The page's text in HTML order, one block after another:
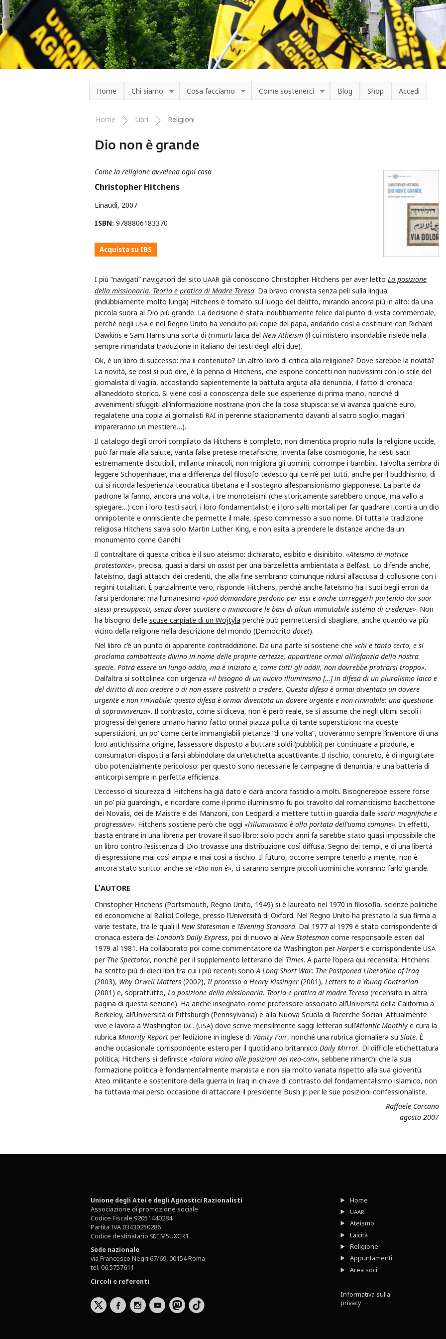
Salta al contenuto principale
Home Chi siamo Cosa facciamo Come sostenerci Blog Shop Accedi
Tu sei qui
Home Libri Religioni
Dio non è grande
Come la religione avvelena ogni cosa
Christopher Hitchens
Einaudi 2007
ISBN: 9788806183370
Acquista su IBS
I più “navigati” navigatori del sito UAAR già conoscono Christopher Hitchens per aver letto La posizione
della missionaria. Teoria e pratica di Madre Teresa. Da bravo cronista senza peli sulla lingua
(indubbiamente molto lunga) Hitchens è tornato sul luogo del delitto, mirando ancora più in alto: da una
piccola suora al Dio più grande. La decisione è stata indubbiamente felice dal punto di vista commerciale,
perché negli USA e nel Regno Unito ha venduto più copie del papa, andando così a costituire con Richard
Dawkins e Sam Harris una sorta di trimurti laica del New Atheism (il cui mistero insondabile risiede nella
sempre rimandata traduzione in italiano dei testi degli altri due).
Ok, è un libro di successo: ma il contenuto? Un altro libro di critica alla religione? Dove sarebbe la novità?
La novità, se così si può dire, è la penna di Hitchens, che espone concetti non nuovissimi con lo stile del
giornalista di vaglia, accostando sapientemente la battuta arguta alla denuncia, il fatto di cronaca
all’aneddoto storico. Si viene così a conoscenza delle sue esperienze di prima mano, nonché di
avvenimenti sfuggiti all’informazione nostrana (non che la cosa stupisca: se vi avanza qualche euro,
regalatene una copia ai giornalisti RAI in perenne stazionamento davanti al sacro soglio: magari
impareranno un mestiere…).
Il catalogo degli orrori compilato da Hitchens è completo, non dimentica proprio nulla: la religione uccide,
può far male alla salute, vanta false pretese metafisiche, inventa false cosmogonie, ha testi sacri
estremamente discutibili, millanta miracoli, non migliora gli uomini, corrompe i bambini. Talvolta sembra di
leggere Schopenhauer, ma a differenza del filosofo tedesco qui ce n’è per tutti, anche per il buddhismo, di
cui si ricorda l’esperienza teocratica tibetana e il sostegno all’espansionismo giapponese. La parte da
padrone la fanno, ancora una volta, i tre monoteismi (che storicamente sarebbero cinque, ma vallo a
spiegare…) con i loro testi sacri, i loro fondamentalisti e i loro salti mortali per far quadrare i conti a un dio
onnipotente e onnisciente che permette il male, speso commesso a suo nome. Di tutta la tradizione
religiosa Hitchens salva solo Martin Luther King, e non esita a prendere le distanze anche da un
monumento come Gandhi.
Il contraltare di questa critica è il suo ateismo: dichiarato, esibito e disinibito. «Ateismo di matrice
protestante», precisa, quasi a darsi un assist per una barzelletta ambientata a Belfast. Lo difende anche,
l’ateismo, dagli attacchi dei credenti, che alla fine sembrano comunque ridursi all’accusa di collusione con i
regimi totalitari. È parzialmente vero, risponde Hitchens, perché anche l’ateismo ha i suoi begli errori da
farsi perdonare: ma l’umanesimo «può domandare perdono per essi e anche correggerli partendo dai suoi
stessi presupposti, senza dover scuotere o minacciare le basi di alcun immutabile sistema di credenze». Non
ha bisogno delle scuse carpiate di un Wojtyla perché può permettersi di sbagliare, anche quando va più
vicino della religione nella descrizione del mondo (Democrito docet).
Nel libro c’è un punto di apparente contraddizione. Da una parte si sostiene che «chi è tanto certo, e si
proclama combattente divino in nome delle proprie certezze, appartiene ormai all’infanzia della nostra
specie. Potrà essere un lungo addio, ma è iniziato e, come tutti gli addii, non dovrebbe protrarsi troppo».
Dall’altra si sottolinea con urgenza «il bisogno di un nuovo illuminismo […] in difesa di un pluralismo laico e
del diritto di non credere o di non essere costretti a credere. Questa difesa è ormai diventata un dovere
urgente e non rinviabile: questa difesa è ormai diventata un dovere urgente e non rinviabile: una questione
di sopravvivenza». Il contrasto, come si diceva, non è però reale, se si assume che negli ultimi secoli i
progressi del genere umano hanno fatto ormai piazza pulita di tante superstizioni: ma queste
superstizioni, un po’ come certe immangiabili pietanze “di una volta”, troveranno sempre l’inventore di una
loro antichissima origine, l’assessore disposto a buttare soldi (pubblici) per continuare a produrle, e
consumatori disposti a farsi abbindolare da un’etichetta accattivante. Il rischio, concreto, è di ingurgitare
cibo potenzialmente pericoloso: per questo sono necessarie le campagne di denuncia, e una batteria di
anticorpi sempre in perfetta efficienza.
L’eccesso di sicurezza di Hitchens ha già dato e darà ancora fastidio a molti. Bisognerebbe essere forse
un po’ più guardinghi, e ricordare come il primo illuminismo fu poi travolto dal romanticismo bacchettone
dei Novalis, dei de Maistre e dei Manzoni, con Leopardi a mettere tutti in guardia dalle «sorti magnifiche e
progressive». Hitchens sostiene però che oggi «l’illuminismo è alla portata dell’uomo comune». In effetti,
basta entrare in una libreria per trovare il suo libro: solo pochi anni fa sarebbe stato quasi impossibile che
un libro contro l’esistenza di Dio trovasse una distribuzione così diffusa. Segno dei tempi, e di una libertà
di espressione mai così ampia e mai così a rischio. Il futuro, occorre sempre tenerlo a mente, non è
ancora stato scritto: anche se «Dio non è», ci saranno sempre piccoli uomini che vorranno farlo grande.
L’AUTORE
Christopher Hitchens (Portsmouth, Regno Unito, 1949) si è laureato nel 1970 in filosofia, scienze politiche
ed economiche al Balliol College, presso l’Università di Oxford. Nel Regno Unito ha prestato la sua firma a
varie testate, tra le quali il New Statesman e l’Evening Standard. Dal 1977 al 1979 è stato corrispondente di
cronaca estera del London’s Daily Express, poi di nuovo al New Statesman come responsabile esteri dal
1979 al 1981. Ha collaborato poi come commentatore da Washington perHarper’s e corrispondente USA
per The Spectator, nonché per il supplemento letterario del Times. A parte l’opera qui recensita, Hitchens
ha scritto più di dieci libri tra cui i più recenti sonoA Long Short War: The Postponed Liberation of Iraq
(2003), Why Orwell Matters (2002),Il processo a Henry Kissinger (2001), Letters to a Young Contrarian
(2001) e, soprattutto, La posizione della missionaria. Teoria e pratica di madre Teresa (recensito in altra
pagina di questa sezione). Ha anche insegnato come professore associato all’Università della California a
Berkeley, all’Università di Pittsburgh (Pennsylvania) e alla Nuova Scuola di Ricerche Sociali. Attualmente
vive e lavora a Washington D.C. (USA) dove scrive mensilmente saggi letterari sull’Atlantic Monthly e cura la
rubrica Minority Report per l’edizione in inglese di Vanity Fair, nonché una rubrica giornaliera su Slate. È
anche occasionale corrispondente estero per il quotidiano britannico Daily Mirror. Di difficile etichettatura
politica, Hitchens si definisce «talora vicino alle posizioni dei neo-con», sebbene rimarchi che la sua
formazione politica è fondamentalmente marxista e non sia molto variata rispetto alla sua gioventù.
Ateo militante e sostenitore della guerra in Iraq in chiave di contrasto del fondamentalismo islamico, non
ha tuttavia mai perso occasione di attaccare il presidente Bush jr. per le sue posizioni confessionaliste.
Raffaele Carcano
agosto 2007
Unione degli Atei e degli Agnostici Razionalisti
Associazione di promozione sociale
Codice Fiscale 92051440284
Partita IVA 03430250286
Codice destinatario SDI M5UXCR1
Sede nazionale
via Francesco Negri 67/69, 00154 Roma
tel. 06.5757611
Circoli e referenti
b x r
Home
UAAR
Ateismo
Laicità
Religione
Appuntamenti
Area soci
Informativa sulla
privacy